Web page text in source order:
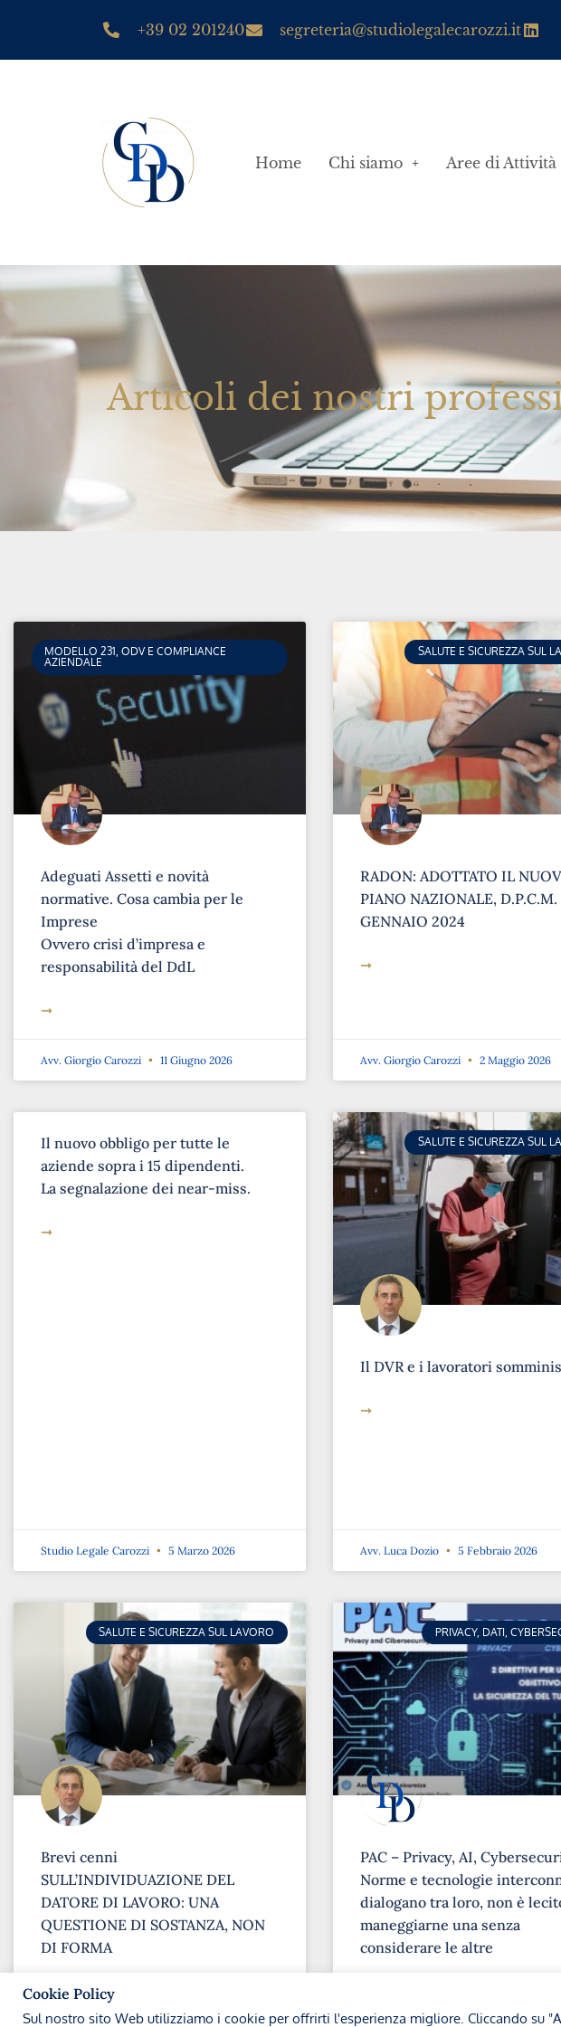
+39 02 201240 segreteria@studiolegalecarozzi.it
Home Chi siamo Aree di Attività
Articoli dei nostri
MODELLO 231, ODV E COMPLIANCE
AZIENDALE
Adeguati Assetti e novità
normative. Cosa cambia per le
Imprese
Ovvero crisi d’impresa e
responsabilità del DdL
➞
Avv. Giorgio Carozzi 11 Giugno 2026
SALUTE E SICUREZZA SUL
RADON: ADOTTATO IL
PIANO NAZIONALE, D.P.C.M.
GENNAIO 2024
➞
Avv. Giorgio Carozzi 2 Maggio 2026
Il nuovo obbligo per tutte le
aziende sopra i 15 dipendenti.
La segnalazione dei near-miss.
➞
Studio Legale Carozzi 5 Marzo 2026
SALUTE E SICUREZZA SUL
Il DVR e i lavoratori
➞
Avv. Luca Dozio 5 Febbraio 2026
SALUTE E SICUREZZA SUL LAVORO
Brevi cenni
SULL’INDIVIDUAZIONE DEL
DATORE DI LAVORO: UNA
QUESTIONE DI SOSTANZA, NON
DI FORMA
➞
PRIVACY, DATI,
PAC – Privacy, AI,
Norme e tecnologie
dialogano tra loro, non è
maneggiarne una senza
considerare le altre
Cookie Policy
Sul nostro sito Web utilizziamo i cookie per offrirti l'esperienza migliore. Cliccando su